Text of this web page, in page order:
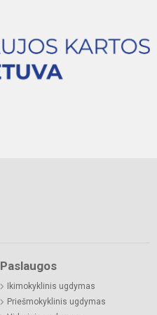
Paslaugos
Ikimokyklinis ugdymas
Priešmokyklinis ugdymas